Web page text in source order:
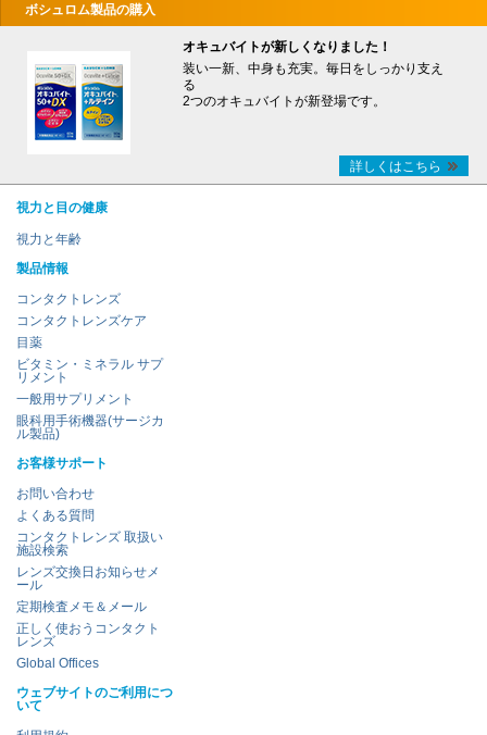
ボシュロム製品の購入
オキュバイトが新しくなりました！
装い一新、中身も充実。毎日をしっかり支え
る
2つのオキュバイトが新登場です。
詳しくはこちら
視力と目の健康
視力と年齢
製品情報
コンタクトレンズ
コンタクトレンズケア
目薬
ビタミン・ミネラル サプ
リメント
一般用サプリメント
眼科用手術機器(サージカ
ル製品)
お客様サポート
お問い合わせ
よくある質問
コンタクトレンズ 取扱い
施設検索
レンズ交換日お知らせメ
ール
定期検査メモ＆メール
正しく使おうコンタクト
レンズ
Global Offices
ウェブサイトのご利用につ
いて